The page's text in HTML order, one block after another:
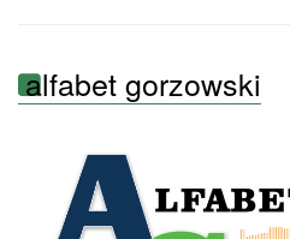
alfabet gorzowski